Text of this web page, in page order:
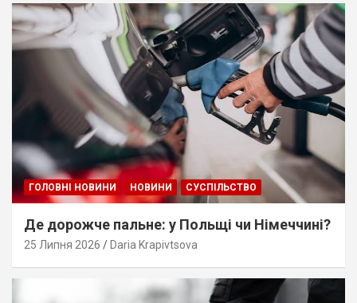
ГОЛОВНІ НОВИНИ НОВИНИ СУСПІЛЬСТВО
Де дорожче пальне: у Польщі чи Німеччині?
25 Липня 2026 Daria Krapivtsova